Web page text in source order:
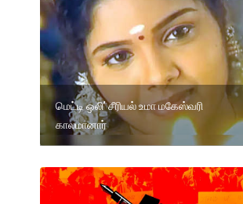
மெட்டி ஒலி’ சீரியல் உமா மகேஸ்வரி
காலமானார்